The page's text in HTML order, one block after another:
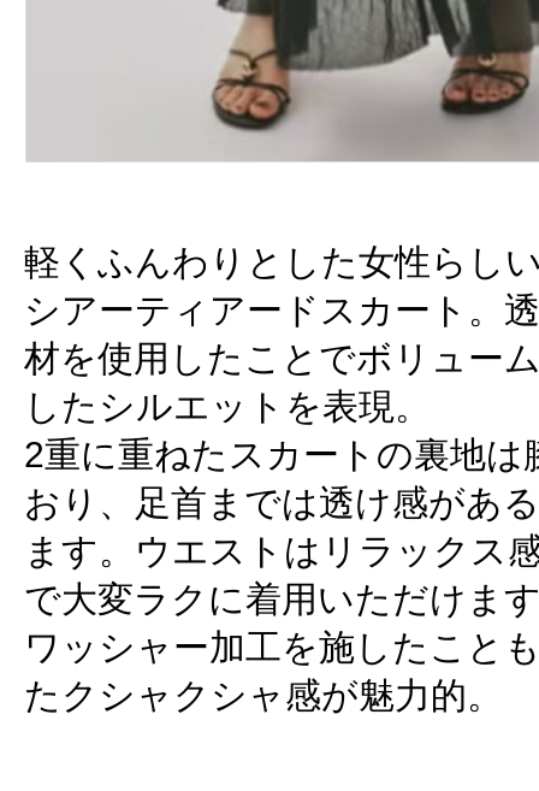
軽くふんわりとした女性らし
シアーティアードスカート。
材を使用したことでボリュー
したシルエットを表現。
2重に重ねたスカートの裏地
おり、足首までは透け感があ
ます。ウエストはリラックス
で大変ラクに着用いただけま
ワッシャー加工を施したこと
たクシャクシャ感が魅力的。